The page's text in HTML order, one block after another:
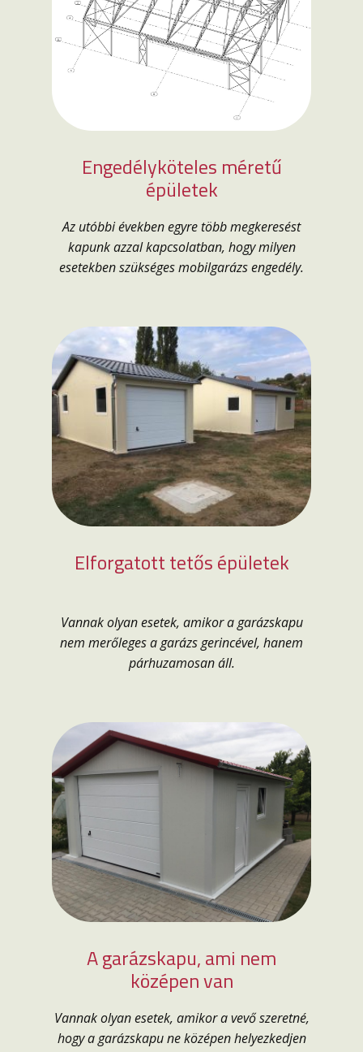
Engedélyköteles méretű
épületek
Az utóbbi években egyre több megkeresést
kapunk azzal kapcsolatban, hogy milyen
esetekben szükséges mobilgarázs engedély.
Elforgatott tetős épületek
Vannak olyan esetek, amikor a garázskapu
nem merőleges a garázs gerincével, hanem
párhuzamosan áll.
A garázskapu, ami nem
középen van
Vannak olyan esetek, amikor a vevő szeretné,
hogy a garázskapu ne középen helyezkedjen